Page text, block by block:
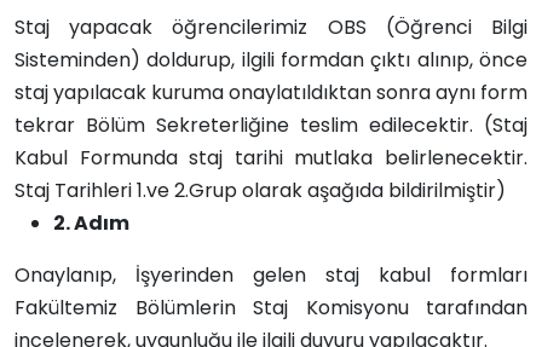
Staj yapacak öğrencilerimiz OBS (Öğrenci Bilgi
Sisteminden) doldurup, ilgili formdan çıktı alınıp, önce
staj yapılacak kuruma onaylatıldıktan sonra aynı form
tekrar Bölüm Sekreterliğine teslim edilecektir. (Staj
Kabul Formunda staj tarihi mutlaka belirlenecektir.
Staj Tarihleri 1.ve 2.Grup olarak aşağıda bildirilmiştir)
2. Adım
Onaylanıp, İşyerinden gelen staj kabul formları
Fakültemiz Bölümlerin Staj Komisyonu tarafından
incelenerek, uygunluğu ile ilgili duyuru yapılacaktır.